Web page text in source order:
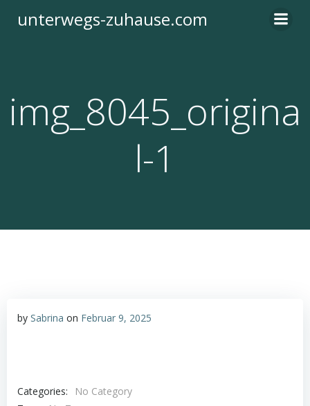
Inhalt
unterwegs-zuhause.com
img_8045_origina
l-1
by Sabrina on Februar 9, 2025
Categories:
No Category